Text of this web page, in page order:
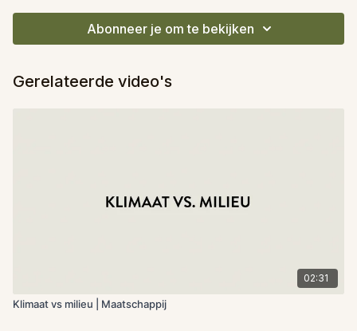
Abonneer je om te bekijken
Gerelateerde video's
02:31
Klimaat vs milieu | Maatschappij